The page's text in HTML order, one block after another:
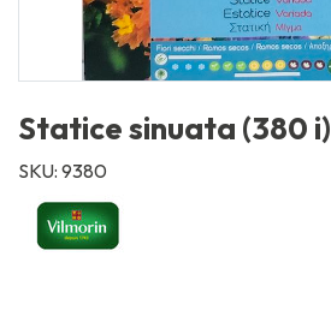
Statice sinuata (380 i)
SKU: 9380